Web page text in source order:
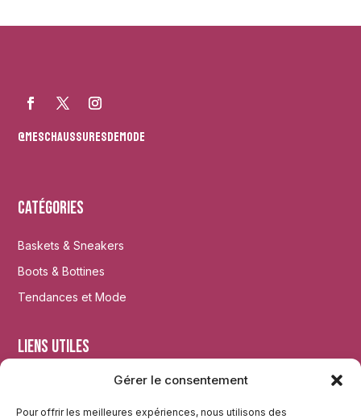
Gérer le consentement
Pour offrir les meilleures expériences, nous utilisons des
@meschaussuresdemode
Catégories
Baskets & Sneakers
Boots & Bottines
Tendances et Mode
Liens utiles
Mentions légales